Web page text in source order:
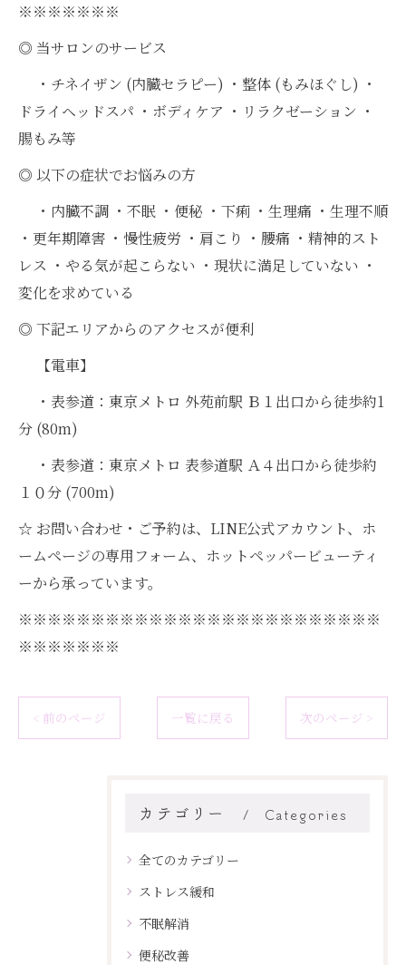
※※※※※※※
◎ 当サロンのサービス
・チネイザン (内臓セラピー) ・整体 (もみほぐし) ・
ドライヘッドスパ ・ボディケア ・リラクゼーション ・
腸もみ等
◎ 以下の症状でお悩みの方
・内臓不調 ・不眠 ・便秘 ・下痢 ・生理痛 ・生理不順
・更年期障害 ・慢性疲労 ・肩こり ・腰痛 ・精神的スト
レス ・やる気が起こらない ・現状に満足していない ・
変化を求めている
◎ 下記エリアからのアクセスが便利
【電車】
・表参道：東京メトロ 外苑前駅 Ｂ１出口から徒歩約1
分 (80m)
・表参道：東京メトロ 表参道駅 Ａ４出口から徒歩約
１０分 (700m)
☆ お問い合わせ・ご予約は、LINE公式アカウント、ホ
ームページの専用フォーム、ホットペッパービューティ
ーから承っています。
※※※※※※※※※※※※※※※※※※※※※※※※※
※※※※※※※
< 前のページ 一覧に戻る 次のページ >
カテゴリー Categories
全てのカテゴリー
ストレス緩和
不眠解消
便秘改善